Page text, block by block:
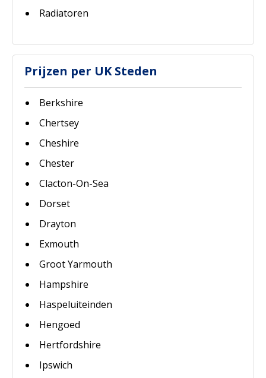
Radiatoren
Prijzen per UK Steden
Berkshire
Chertsey
Cheshire
Chester
Clacton-On-Sea
Dorset
Drayton
Exmouth
Groot Yarmouth
Hampshire
Haspeluiteinden
Hengoed
Hertfordshire
Ipswich